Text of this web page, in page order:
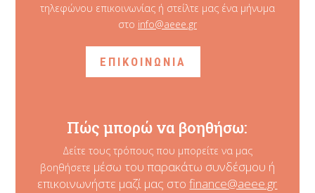
τηλεφώνου επικοινωνίας ή στείλτε μας ένα μήνυμα
στο info@aeee.gr
ΕΠΙΚΟΙΝΩΝΙΑ
Πώς μπορώ να βοηθήσω:
Δείτε τους τρόπους που μπορείτε να μας
βοηθήσετε μέσω του παρακάτω συνδέσμου ή
επικοινωνήστε μαζί μας στοfinance@aeee.gr